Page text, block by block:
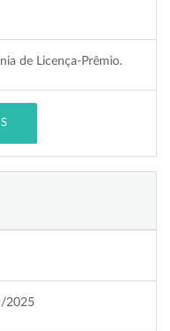
de Licença-Prêmio.
2025